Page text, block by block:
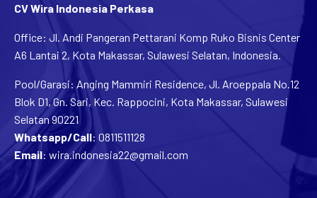
CV Wira Indonesia Perkasa
Office: Jl. Andi Pangeran Pettarani Komp Ruko Bisnis Center
A6 Lantai 2, Kota Makassar, Sulawesi Selatan, Indonesia.
Pool/Garasi: Anging Mammiri Residence, Jl. Aroeppala No.12
Blok D1, Gn. Sari, Kec. Rappocini, Kota Makassar, Sulawesi
Selatan 90221
Whatsapp/Call: 0811511128
Email: wira.indonesia22@gmail.com